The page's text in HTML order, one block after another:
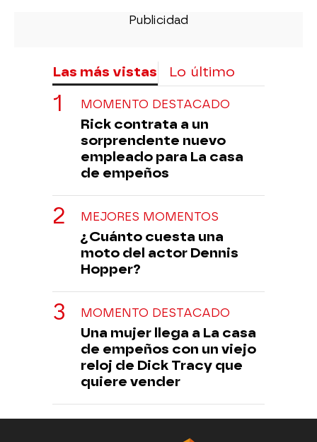
Las más vistas Lo último
MOMENTO DESTACADO
Rick contrata a un
sorprendente nuevo
empleado para La casa
de empeños
MEJORES MOMENTOS
¿Cuánto cuesta una
moto del actor Dennis
Hopper?
MOMENTO DESTACADO
Una mujer llega a La casa
de empeños con un viejo
reloj de Dick Tracy que
quiere vender